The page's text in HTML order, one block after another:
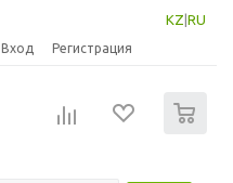
KZ RU
Вход Регистрация